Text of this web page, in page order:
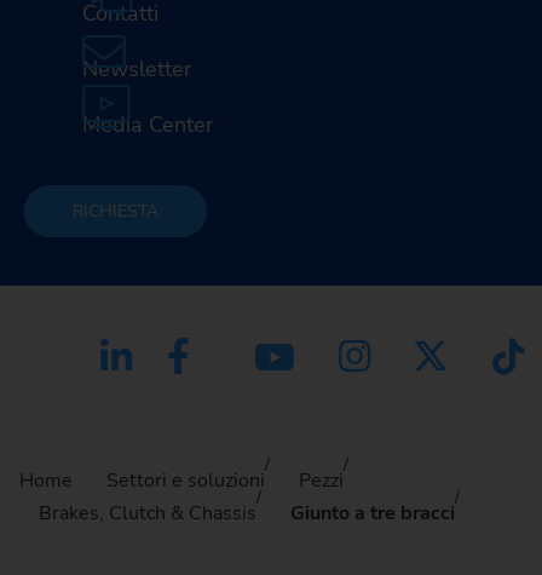
Contatti
Newsletter
Media Center
RICHIESTA
Home Settori e soluzioni
Pezzi
Brakes, Clutch & Chassis
Giunto a tre bracci